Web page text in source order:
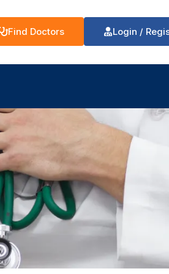
Find Doctors Login /